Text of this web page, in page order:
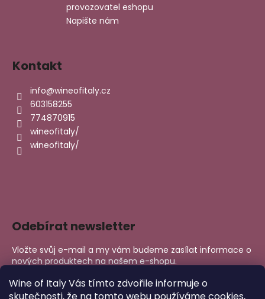
Wine of Italy Vás tímto zdvořile informuje o
ý
provozovatel eshopu
Napište nám
Kontakt
info@wineofitaly.cz
603158255
774870915
wineofitaly/
wineofitaly/
Odebírat newsletter
Vložte svůj e-mail a my vám budeme zasílat informace o
nových produktech na našem e-shopu.
E-mail